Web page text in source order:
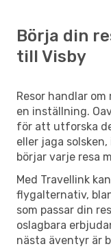
Börja din
till Visby
Resor handlar
en inställning.
för att utforska
eller jaga
börjar varje resa
Med Travellink
flygalternativ,
som passar din
oslagbara
nästa äventyr är